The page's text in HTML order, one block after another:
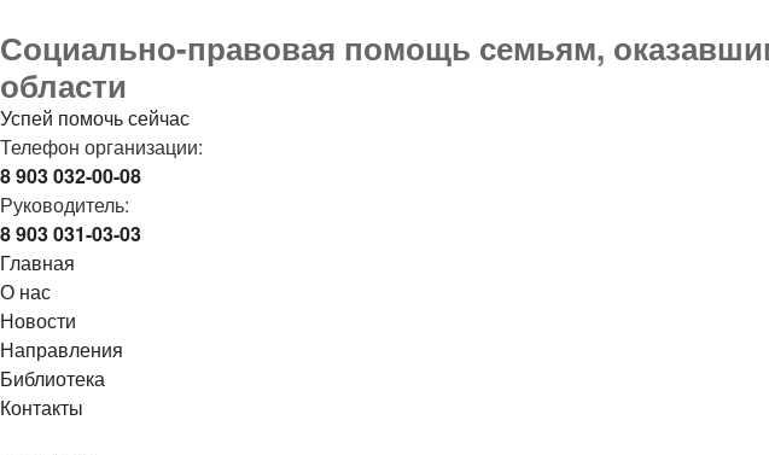
Социально-правовая помощь семьям,
области
Успей помочь сейчас
Телефон организации:
8 903 032-00-08
Руководитель:
8 903 031-03-03
Главная
О нас
Новости
Направления
Библиотека
Контакты